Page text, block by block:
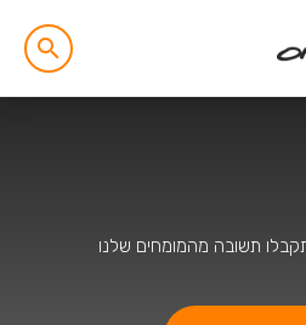
תשובה מהמומחים שלנו